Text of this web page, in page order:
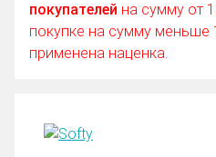
покупателей на сумму от
покупке на сумму меньше
применена наценка.